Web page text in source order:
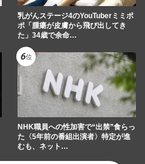
乳がんステージ4のYouTuberミミポ
ポ「腫瘍が皮膚から飛び出してき
た」34歳で余命…
NHK職員への性加害で“出禁”食らっ
た〈5年前の番組出演者〉特定が進
むも、ネット…